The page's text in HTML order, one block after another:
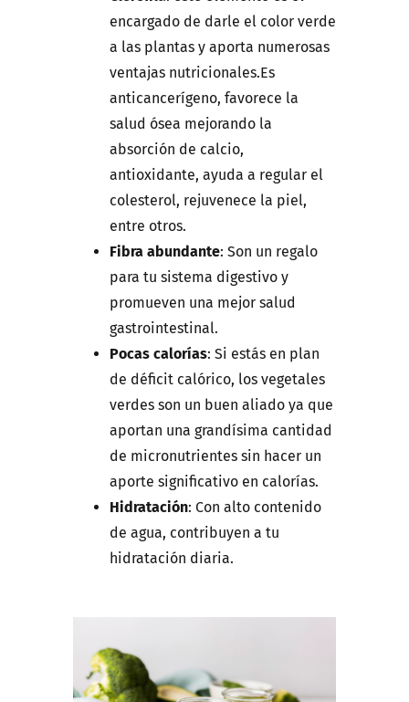
encargado de darle el color verde
a las plantas y aporta numerosas
ventajas nutricionales.Es
anticancerígeno, favorece la
salud ósea mejorando la
absorción de calcio,
antioxidante, ayuda a regular el
colesterol, rejuvenece la piel,
entre otros.
Fibra abundante: Son un regalo
para tu sistema digestivo y
promueven una mejor salud
gastrointestinal.
Pocas calorías: Si estás en plan
de déficit calórico, los vegetales
verdes son un buen aliado ya que
aportan una grandísima cantidad
de micronutrientes sin hacer un
aporte significativo en calorías.
Hidratación: Con alto contenido
de agua, contribuyen a tu
hidratación diaria.